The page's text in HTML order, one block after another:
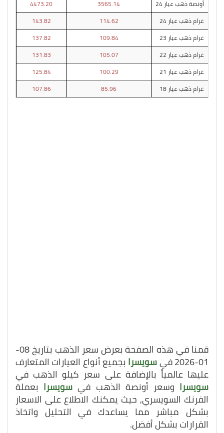
أونصة ذهب عيار 24
3565.14
4473.20
غرام ذهب عيار 24
114.62
143.82
غرام ذهب عيار 23
109.84
137.82
غرام ذهب عيار 22
105.07
131.83
غرام ذهب عيار 21
100.29
125.84
غرام ذهب عيار 18
85.96
107.86
قمنا في هذه الصفحة بعرض سعر الذهب بتاريخ 08-
01-2026 في سويسرا بجميع أنواع العيارات المتعارف
عليها عالمياً بالإضافة على سعر كيلو الذهب في
سويسرا وسعر أونصة الذهب في سويسرا بعملة
الفرنك السويسري, حيث يمكنك الاطلاع على الاسعار
بشكل مباشر مما يساعدك في التحليل واتخاذ
القرارات بشكل أفضل.